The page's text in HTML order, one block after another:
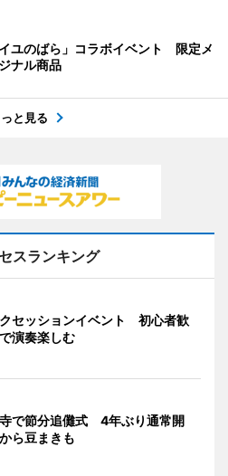
ユのばら」コラボイベント 限定メ
ナル商品
と見る
スランキング
セッションイベント 初心者歓
演奏楽しむ
で節分追儺式 4年ぶり通常開
ら豆まきも